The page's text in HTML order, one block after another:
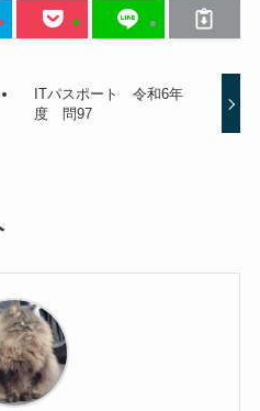
ITパスポート 令和6年
度 問97